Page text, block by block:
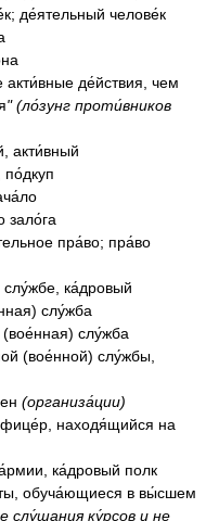
де́ятельный челове́к
акти́вные де́йствия, чем
" (ло́зунг проти́вников
акти́вный
по́дкуп
зало́га
пра́во; пра́во
ка́дровый
слу́жба
(вое́нная) слу́жба
(вое́нной) слу́жбы,
(организа́ции)
находя́щийся на
ка́дровый полк
обуча́ющиеся в вы́сшем
слу́шания ку́рсов и не